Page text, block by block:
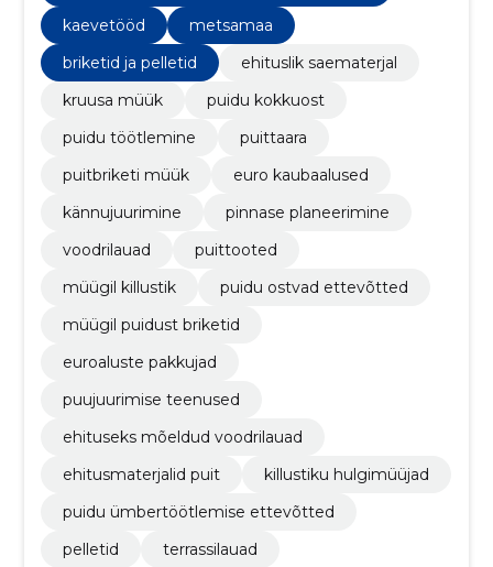
kaevetööd
metsamaa
briketid ja pelletid
ehituslik saematerjal
kruusa müük
puidu kokkuost
puidu töötlemine
puittaara
puitbriketi müük
euro kaubaalused
kännujuurimine
pinnase planeerimine
voodrilauad
puittooted
müügil killustik
puidu ostvad ettevõtted
müügil puidust briketid
euroaluste pakkujad
puujuurimise teenused
ehituseks mõeldud voodrilauad
ehitusmaterjalid puit
killustiku hulgimüüjad
puidu ümbertöötlemise ettevõtted
pelletid
terrassilauad